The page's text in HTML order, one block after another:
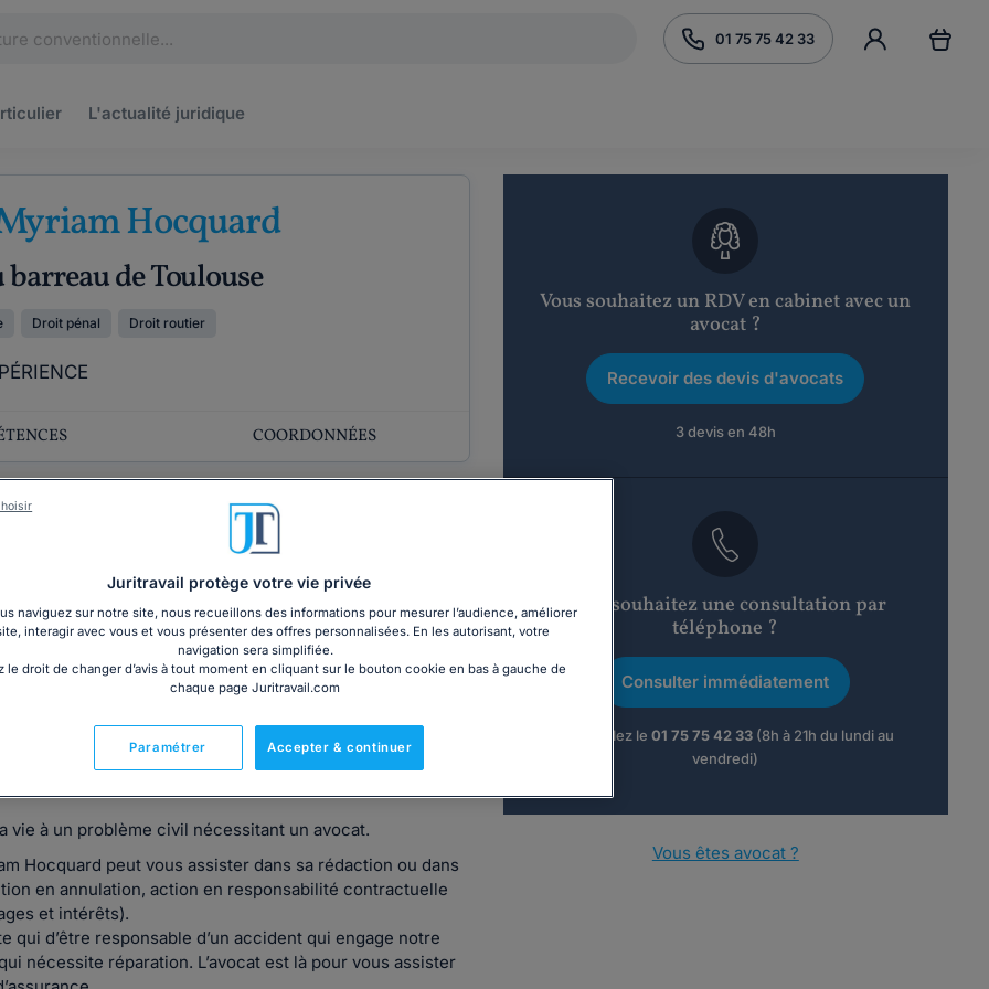
01 75 75 42 33
L'actualité juridique
Hocquard
barreau de Toulouse
Droit pénal Droit routier
COORDONNÉES
ont trait à la vie d’une famille : divorce, séparation,
mais aussi changement de prénom ou de nom, adoption
vie à un problème civil nécessitant un avocat.
Hocquard peut vous assister dans sa rédaction ou dans
en annulation, action en responsabilité contractuelle
et intérêts).
qui d’être responsable d’un accident qui engage notre
nécessite réparation. L’avocat est là pour vous assister
Vous souhaitez un RDV en cabinet avec un
avocat ?
Recevoir des devis d'avocats
3 devis en 48h
Vous souhaitez une consultation par
téléphone ?
Consulter immédiatement
ou appelez le 01 75 75 42 33(8h à 21h du lundi au
vendredi)
Vous êtes avocat ?
Juritravail protège votre vie privée
naviguez sur notre site, nous recueillons des informations pour mesurer l’audience, améliorer
interagir avec vous et vous présenter des offres personnalisées. En les autorisant, votre
navigation sera simplifiée.
le droit de changer d’avis à tout moment en cliquant sur le bouton cookie en bas à gauche de
chaque page Juritravail.com
Accepter & continuer
Paramétrer